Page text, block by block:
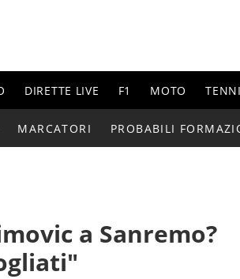
DIRETTE LIVE F1 MOTO
MARCATORI PROBABILI
a Sanremo?